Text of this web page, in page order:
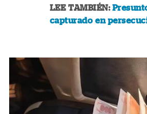
LEE TAMBIÉN:
capturado en